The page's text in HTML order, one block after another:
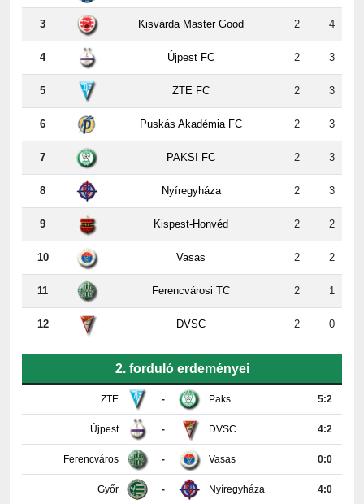
4 Újpest FC 2 3
5 ZTE FC 2 3
6 Puskás Akadémia FC 2 3
7 PAKSI FC 2 3
8 Nyíregyháza 2 3
9 Kispest-Honvéd 2 2
10 Vasas 2 2
11 Ferencvárosi TC 2 1
12 DVSC 2 0
ZTE - Paks
Újpest DVSC 4:2
Ferencváros Vasas 0:0
Győr Nyíregyháza 4:0
Honvéd MTK 3:3